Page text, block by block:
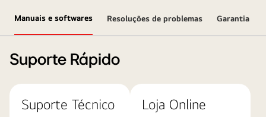
Manuais e softwares Resoluções de problemas Garantia
Suporte Rápido
Suporte Técnico Loja Online